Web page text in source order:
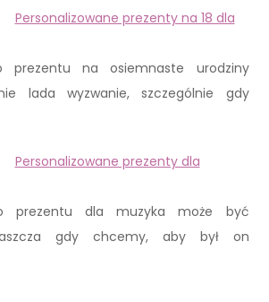
Personalizowane prezenty na 18 dla
prezentu na osiemnaste urodziny
lada wyzwanie, szczególnie gdy
Personalizowane prezenty dla
prezentu dla muzyka może być
gdy chcemy, aby był on